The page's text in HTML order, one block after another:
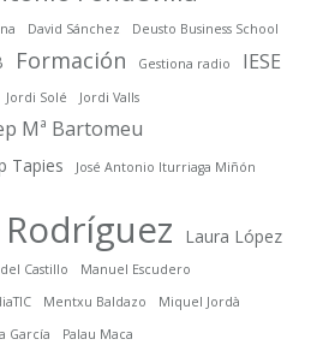
David Sánchez Deusto Business School
Formación Gestiona radio
IESE
Jordi Solé Jordi Valls
Mª Bartomeu
Tapies José Antonio Iturriaga Miñón
Laura López
Castillo
Manuel Escudero
Mentxu Baldazo
Miquel Jordà
García Palau Maca